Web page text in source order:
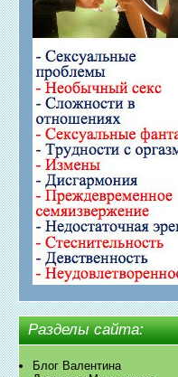
Разделы сайта:
Блог Валентина